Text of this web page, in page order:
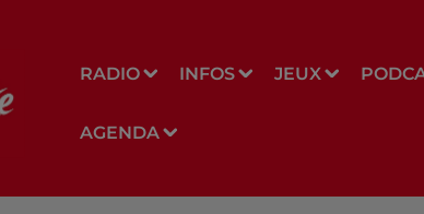
RADIO INFOS JEUX
AGENDA